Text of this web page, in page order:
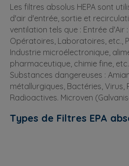
Les filtres absolus HEPA sont
d'air d'entrée, sortie et
ventilation tels que : Entrée d'Air
Opératoires, Laboratoires, etc.,
Industrie microélectronique,
pharmaceutique, chimie fine,
Substances dangereuses :
métallurgiques, Bactéries, Virus,
Radioactives. Microven
Types de Filtres EPA